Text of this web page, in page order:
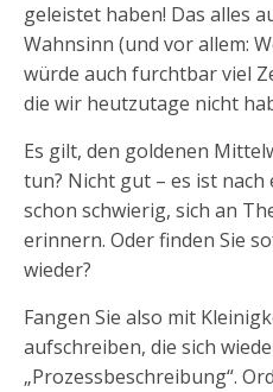
geleistet haben! Das alles
Wahnsinn (und vor allem:
würde auch furchtbar viel
die wir heutzutage nicht
Es gilt, den goldenen
tun? Nicht gut – es ist nach
schon schwierig, sich an
erinnern. Oder finden Sie
wieder?
Fangen Sie also mit
aufschreiben, die sich
„Prozessbeschreibung“.